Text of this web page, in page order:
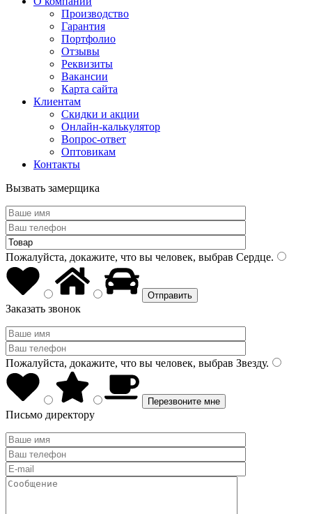
Производство
Гарантия
Портфолио
Отзывы
Реквизиты
Вакансии
Карта сайта
Клиентам
Скидки и акции
Онлайн-калькулятор
Вопрос-ответ
Оптовикам
Контакты
Вызвать замерщика
Пожалуйста, докажите, что вы человек, выбрав Сердце.
Заказать звонок
Пожалуйста, докажите, что вы человек, выбрав Звезду.
Письмо директору